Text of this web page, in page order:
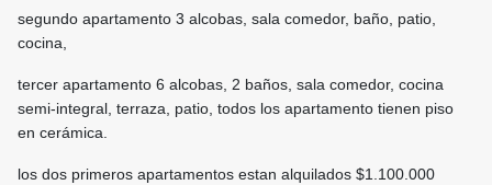
segundo apartamento 3 alcobas, sala comedor, baño, patio,
cocina,
tercer apartamento 6 alcobas, 2 baños, sala comedor, cocina
semi-integral, terraza, patio, todos los apartamento tienen piso
en cerámica.
los dos primeros apartamentos estan alquilados $1.100.000